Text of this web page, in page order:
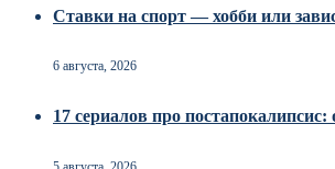
Ставки на спорт — хобби или
6 августа, 2026
17 сериалов про